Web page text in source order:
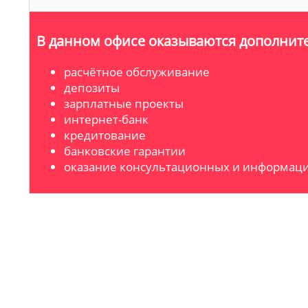
В данном офисе оказываются
расчётное обслуживание
депозиты
зарплатные проекты
интернет-банк
кредитование
банковские гарантии
оказание консультационных и